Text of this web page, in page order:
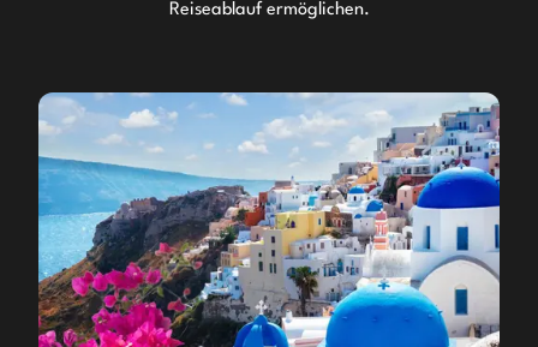
Reiseablauf ermöglichen.